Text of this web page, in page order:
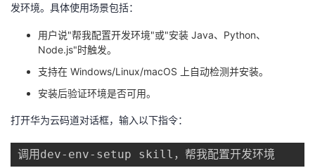
发环境。具体使用场景包括：
用户说"帮我配置开发环境"或"安装 Java、Python、
Node.js"时触发。
支持在 Windows/Linux/macOS 上自动检测并安装。
安装后验证环境是否可用。
打开华为云码道对话框，输入以下指令：
调用dev- env